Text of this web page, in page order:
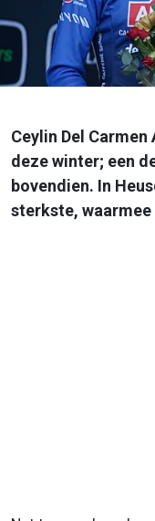
Ceylin Del
deze winter; een
bovendien. In
sterkste,